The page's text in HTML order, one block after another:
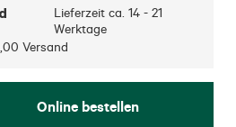
Lieferzeit ca. 14 - 21
Werktage
Versand
Online bestellen